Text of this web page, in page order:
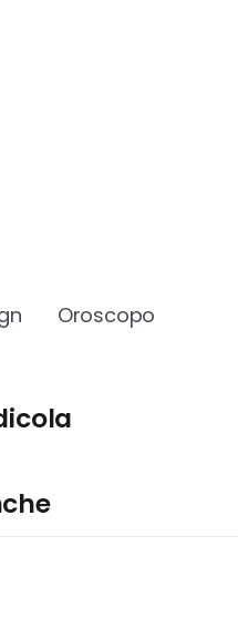
Oroscopo